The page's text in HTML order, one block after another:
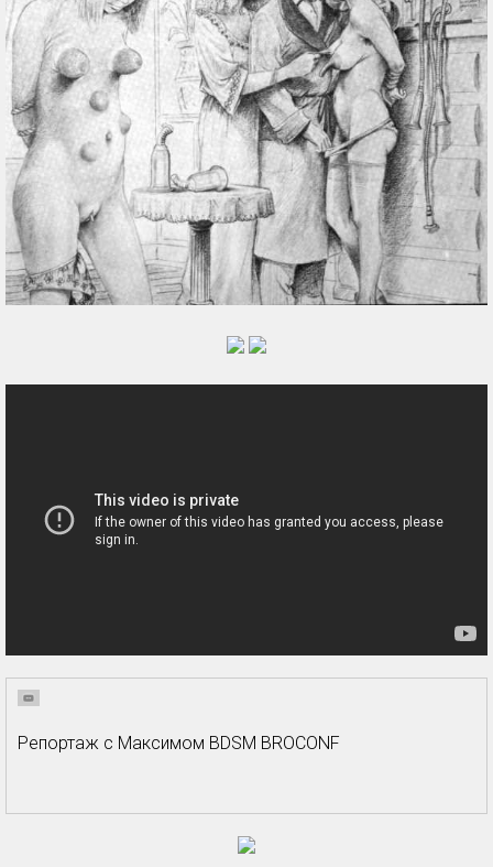
Репортаж с Максимом BDSM BROCONF